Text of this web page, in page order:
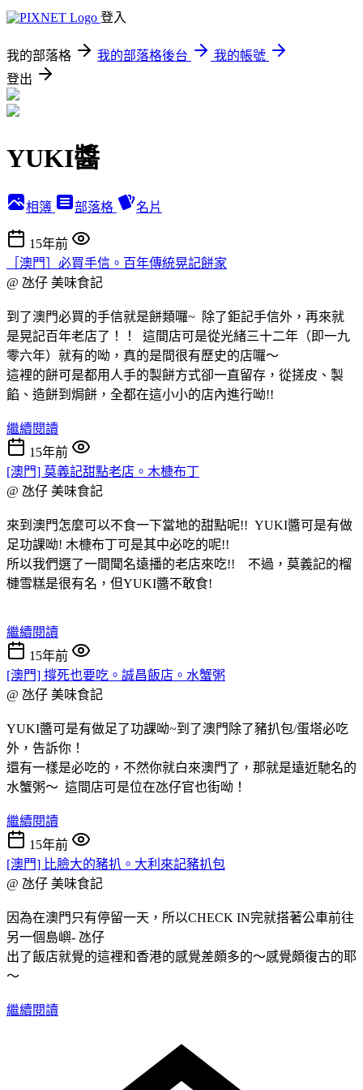
登入
我的部落格 我的部落格後台
我的帳號
登出
YUKI醬
相簿 部落格 名片
15年前
［澳門］必買手信。百年傳統晃記餅家
@ 氹仔 美味食記
到了澳門必買的手信就是餅類囉~ 除了鉅記手信外，再來就
是晃記百年老店了！！ 這間店可是從光緒三十二年（即一九
零六年）就有的呦，真的是間很有歷史的店囉～
這裡的餅可是都用人手的製餅方式卻一直留存，從搓皮、製
餡、造餅到焗餅，全都在這小小的店內進行呦!!
繼續閱讀
15年前
[澳門] 莫義記甜點老店。木槺布丁
@ 氹仔 美味食記
來到澳門怎麼可以不食一下當地的甜點呢!! YUKI醬可是有做
足功課呦! 木槺布丁可是其中必吃的呢!!
所以我們選了一間聞名遠播的老店來吃!! 不過，莫義記的榴
槤雪糕是很有名，但YUKI醬不敢食!
繼續閱讀
15年前
[澳門] 撐死也要吃。誠昌飯店。水蟹粥
@ 氹仔 美味食記
YUKI醬可是有做足了功課呦~到了澳門除了豬扒包/蛋塔必吃
外，告訴你！
還有一樣是必吃的，不然你就白來澳門了，那就是遠近馳名的
水蟹粥～ 這間店可是位在氹仔官也街呦！
繼續閱讀
15年前
[澳門] 比臉大的豬扒。大利來記豬扒包
@ 氹仔 美味食記
因為在澳門只有停留一天，所以CHECK IN完就搭著公車前往
另一個島嶼- 氹仔
出了飯店就覺的這裡和香港的感覺差頗多的～感覺頗復古的耶
～
繼續閱讀